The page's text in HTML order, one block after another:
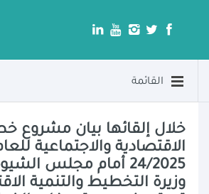
القائمة
خلال إلقائها بيان مشروع
الاقتصادية والاجتماعية
24/2025 أمام مجلس
وزيرة التخطيط والتنمية